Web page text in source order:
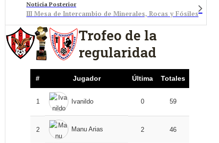
Noticia Posterior
III Mesa de Intercambio de Minerales, Rocas y Fósiles
Trofeo de la
regularidad
# Jugador Última Totales
1 Ivanildo 0 59
2 Manu Arias 2 46